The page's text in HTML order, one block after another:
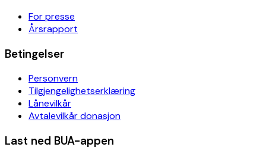
For presse
Årsrapport
Betingelser
Personvern
Tilgjengelighetserklæring
Lånevilkår
Avtalevilkår donasjon
Last ned BUA-appen